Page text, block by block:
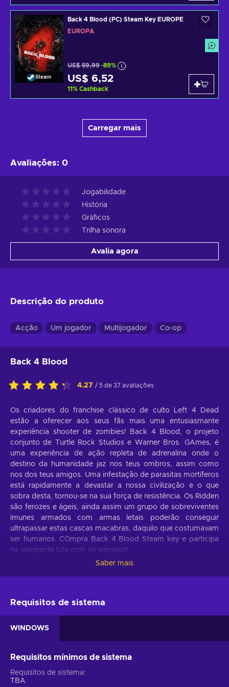
Steam
Back 4 Blood (PC) Steam Key EUROPE
EUROPA
US$ 59,99 -89%
US$ 6,52
11% Cashback
Carregar mais
Avaliações: 0
Jogabilidade
História
Gráficos
Trilha sonora
Avalia agora
Descrição do produto
Acção Um jogador Multijogador Co-op
Back 4 Blood
4.27 / 5 de 37 avaliações
Os criadores do franchise clássico de culto Left 4 Dead
estão a oferecer aos seus fãs mais uma entusiasmante
experiência shooter de zombies! Back 4 Blood, o projeto
conjunto de Turtle Rock Studios e Warner Bros. GAmes, é
uma experiência de ação repleta de adrenalina onde o
destino da humanidade jaz nos teus ombros, assim como
nos dos teus amigos. Uma infestação de parasitas mortíferos
está rapidamente a devastar a nossa civilização e o que
sobra desta, tornou-se na sua força de resistência. Os Ridden
são ferozes e ágeis, ainda assim um grupo de sobreviventes
imunes armados com armas letais poderão conseguir
ultrapassar estas cascas macabras, daquilo que costumavam
ser humanos. COmpra Back 4 Blood Steam key e participa
na sangrenta luta com os inimigos!
determinação e resiliência, poderás alterar as marés a teu
Campanha Co-op. 4 jogadores podem juntar-se para
salvar o mundo da mais severa devastação - o inimigo
está constantemente a evoluir, portanto prepara-te para
perigosas surpresas ;
Saber mais
Requisitos de sistema
WINDOWS
Requisitos mínimos de sistema
Requisitos de sistema
TBA